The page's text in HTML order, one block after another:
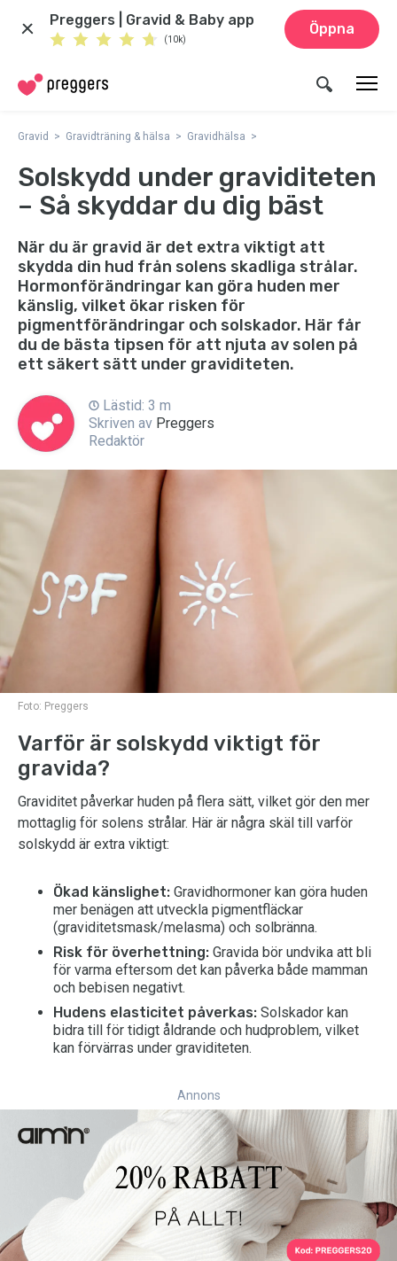
Preggers | Gravid & Baby app
(10k)
Öppna
Gravid Gravidträning & hälsa Gravidhälsa
Solskydd under graviditeten
– Så skyddar du dig bäst
När du är gravid är det extra viktigt att
skydda din hud från solens skadliga strålar.
Hormonförändringar kan göra huden mer
känslig, vilket ökar risken för
pigmentförändringar och solskador. Här får
du de bästa tipsen för att njuta av solen på
ett säkert sätt under graviditeten.
Lästid: 3 m
Skriven av Preggers
Redaktör
Foto: Preggers
Varför är solskydd viktigt för
gravida?
Graviditet påverkar huden på flera sätt, vilket gör den mer
mottaglig för solens strålar. Här är några skäl till varför
solskydd är extra viktigt:
Ökad känslighet: Gravidhormoner kan göra huden
mer benägen att utveckla pigmentfläckar
(graviditetsmask/melasma) och solbränna.
Risk för överhettning: Gravida bör undvika att bli
för varma eftersom det kan påverka både mamman
och bebisen negativt.
Hudens elasticitet påverkas: Solskador kan
bidra till för tidigt åldrande och hudproblem, vilket
kan förvärras under graviditeten.
Annons